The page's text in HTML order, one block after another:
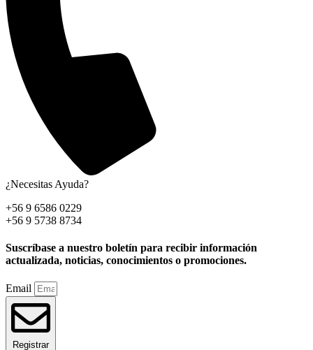
¿Necesitas Ayuda?
+56 9 6586 0229
+56 9 5738 8734
Suscríbase a nuestro boletín para recibir información
actualizada, noticias, conocimientos o promociones.
Email
Registrar